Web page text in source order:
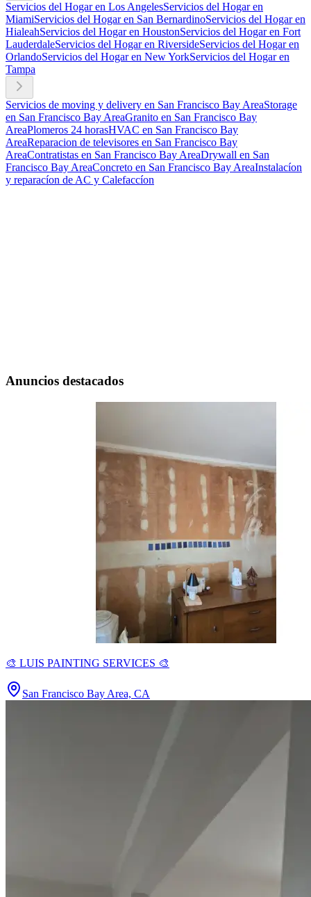
Servicios del Hogar en Los AngelesServicios del Hogar en
MiamiServicios del Hogar en San BernardinoServicios del Hogar en
HialeahServicios del Hogar en HoustonServicios del Hogar en Fort
LauderdaleServicios del Hogar en RiversideServicios del Hogar en
OrlandoServicios del Hogar en New YorkServicios del Hogar en
Tampa
Servicios de moving y delivery en San Francisco Bay AreaStorage
en San Francisco Bay AreaGranito en San Francisco Bay
AreaPlomeros 24 horasHVAC en San Francisco Bay
AreaReparacion de televisores en San Francisco Bay
AreaContratistas en San Francisco Bay AreaDrywall en San
Francisco Bay AreaConcreto en San Francisco Bay AreaInstalacíon
y reparacíon de AC y Calefaccíon
Anuncios destacados
🎨 LUIS PAINTING SERVICES 🎨
San Francisco Bay Area, CA